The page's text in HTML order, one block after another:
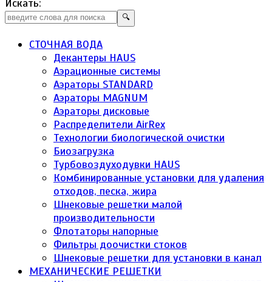
Искать:
🔍
СТОЧНАЯ ВОДА
Декантеры HAUS
Аэрационные системы
Аэраторы STANDARD
Аэраторы MAGNUM
Аэраторы дисковые
Распределители AirRex
Технологии биологической очистки
Биозагрузка
Турбовоздуходувки HAUS
Комбинированные установки для удаления
отходов, песка, жира
Шнековые решетки малой
производительности
Флотаторы напорные
Фильтры доочистки стоков
Шнековые решетки для установки в канал
МЕХАНИЧЕСКИЕ РЕШЕТКИ